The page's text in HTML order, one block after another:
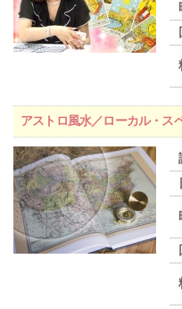
アストロ風水／ローカル・ス